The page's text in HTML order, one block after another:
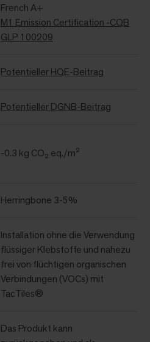
French A+
M1 Emission Certification -CQB
GLP 100209
Potentieller HQE-Beitrag
Potentieller DGNB-Beitrag
-0.3 kg CO₂ eq./m²
Herringbone 3-5%
Installation ohne die Verwendung
flüssiger Klebstoffe und nahezu
frei von flüchtigen organischen
Verbindungen (VOCs) mit
TacTiles®
Das Produkt kann